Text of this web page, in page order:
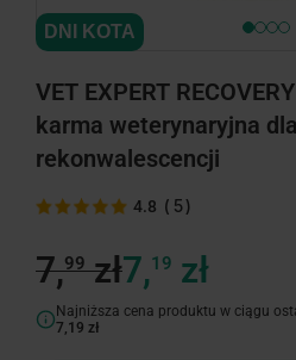
DNI KOTA
VET EXPERT
karma weterynaryjna
rekonwalescencji
4.8 ( 5)
7,99zł7,19 zł
Najniższa cena produktu w ciągu
7,19 zł